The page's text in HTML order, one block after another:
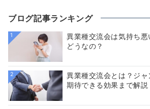
ブログ記事ランキング
1
異業種交流会は気持ち
どうなの？
2
異業種交流会とは？ジ
期待できる効果まで解説